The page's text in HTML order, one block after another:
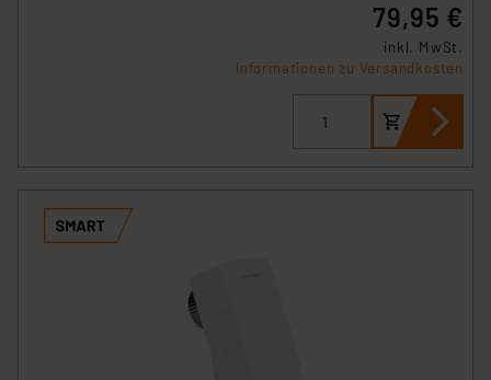
79,95 €
inkl. MwSt.
Informationen zu Versandkosten